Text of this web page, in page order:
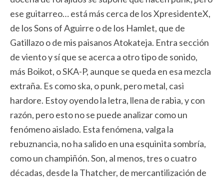
ese guitarreo… está más cerca de los XpresidenteX,
de los Sons of Aguirre o de los Hamlet, que de
Gatillazo o de mis paisanos Atokateja. Entra sección
de viento y sí que se acerca a otro tipo de sonido,
más Boikot, o SKA-P, aunque se queda en esa mezcla
extraña. Es como ska, o punk, pero metal, casi
hardore. Estoy oyendo la letra, llena de rabia, y con
razón, pero esto no se puede analizar como un
fenómeno aislado. Esta fenómena, valga la
rebuznancia, no ha salido en una esquinita sombría,
como un champiñón. Son, al menos, tres o cuatro
décadas, desde la Thatcher, de mercantilización de